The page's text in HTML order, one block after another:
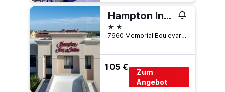
Hampton Inn & Suites Port Arthur
2 Sterne
7660 Memorial Boulevard, Port Arthur, TX, USA
105 €
Zum
Angebot